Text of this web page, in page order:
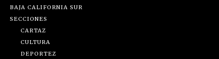
BAJA CALIFORNIA SUR
SECCIONES
CARTAZ
CULTURA
DEPORTEZ